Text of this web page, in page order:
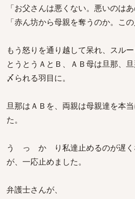
「お父さんは悪くない。悪いのはあ
「赤ん坊から母親を奪うのか。この
もう怒りを通り越して呆れ、スルー
とうとうＡとＢ、ＡＢ母は旦那、
〆られる羽目に。
旦那はＡＢを、両親は母親達を本
た。
う っ か り私達止めるのが遅く
が、一応止めました。
弁護士さんが、